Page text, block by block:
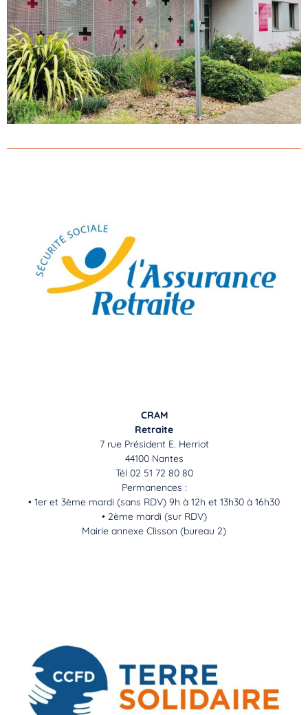
CRAM
Retraite
7 rue Président E. Herriot
44100 Nantes
Tél 02 51 72 80 80
Permanences :
• 1er et 3ème mardi (sans RDV) 9h à 12h et 13h30 à 16h30
• 2ème mardi (sur RDV)
Mairie annexe Clisson (bureau 2)